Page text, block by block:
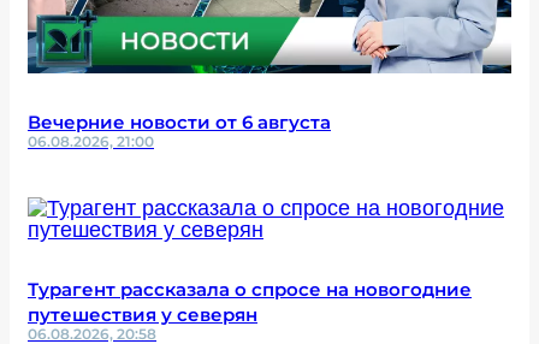
Вечерние новости от 6 августа
06.08.2026, 21:00
Турагент рассказала о спросе на новогодние
путешествия у северян
06.08.2026, 20:58